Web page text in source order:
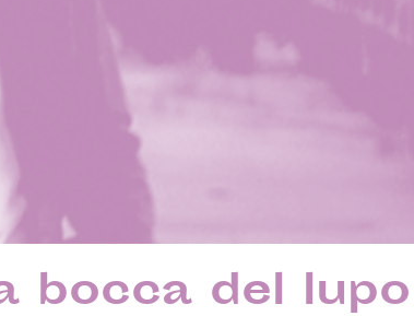
bocca del lupo